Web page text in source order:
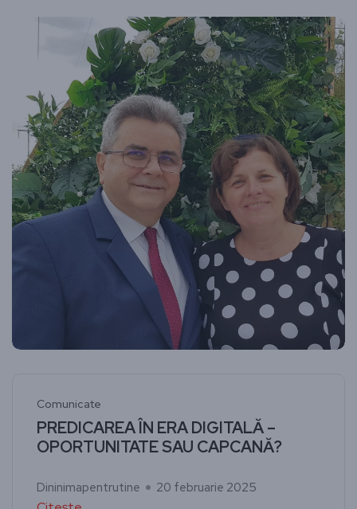
Comunicate
PREDICAREA ÎN ERA DIGITALĂ –
OPORTUNITATE SAU CAPCANĂ?
Dininimapentrutine 20 februarie 2025